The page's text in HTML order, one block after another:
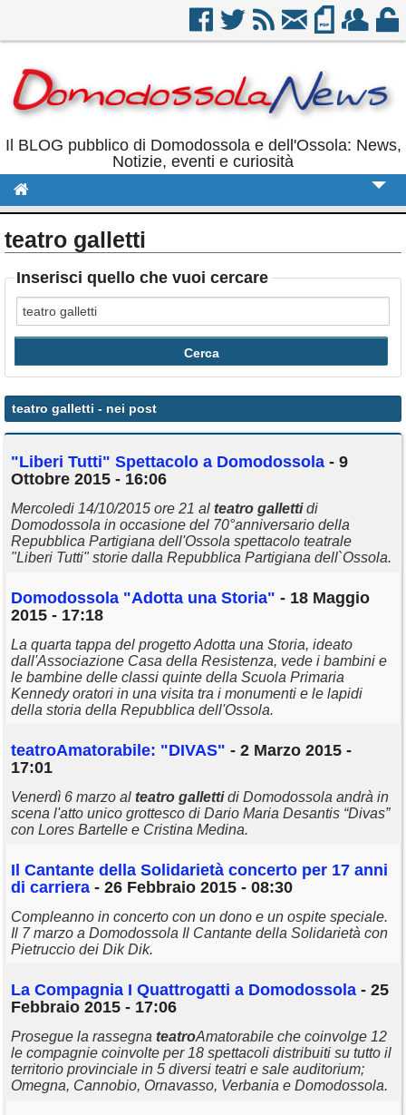
Il BLOG pubblico di Domodossola e dell'Ossola: News,
Notizie, eventi e curiosità
Politica
Eventi
Calendario
Annunci
teatro galletti
Inserisci quello che vuoi cercare
teatro galletti - nei post
"Liberi Tutti" Spettacolo a Domodossola - 9
Ottobre 2015 - 16:06
Mercoledi 14/10/2015 ore 21 al teatro gallettidi
Domodossola in occasione del 70°anniversario della
Repubblica Partigiana dell'Ossola spettacolo teatrale
"Liberi Tutti" storie dalla Repubblica Partigiana dell`Ossola.
Domodossola "Adotta una Storia" - 18 Maggio
2015 - 17:18
La quarta tappa del progetto Adotta una Storia, ideato
dall'Associazione Casa della Resistenza, vede i bambini e
le bambine delle classi quinte della Scuola Primaria
Kennedy oratori in una visita tra i monumenti e le lapidi
della storia della Repubblica dell'Ossola.
teatroAmatorabile: "DIVAS" - 2 Marzo 2015 -
17:01
Venerdì 6 marzo al teatro gallettidi Domodossola andrà in
scena l'atto unico grottesco di Dario Maria Desantis “Divas”
con Lores Bartelle e Cristina Medina.
Il Cantante della Solidarietà concerto per 17 anni
di carriera - 26 Febbraio 2015 - 08:30
Compleanno in concerto con un dono e un ospite speciale.
Il 7 marzo a Domodossola Il Cantante della Solidarietà con
Pietruccio dei Dik Dik.
La Compagnia I Quattrogatti a Domodossola - 25
Febbraio 2015 - 17:06
Prosegue la rassegna teatroAmatorabile che coinvolge 12
le compagnie coinvolte per 18 spettacoli distribuiti su tutto il
territorio provinciale in 5 diversi teatri e sale auditorium;
Omegna, Cannobio, Ornavasso, Verbania e Domodossola.